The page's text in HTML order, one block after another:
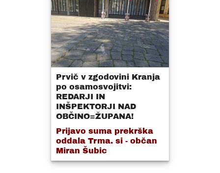
Prvič v zgodovini Kranja
po osamosvojitvi:
REDARJI IN
INŠPEKTORJI NAD
OBČINO=ŽUPANA!
Prijavo suma prekrška
oddala Trma. si - občan
Miran Šubic